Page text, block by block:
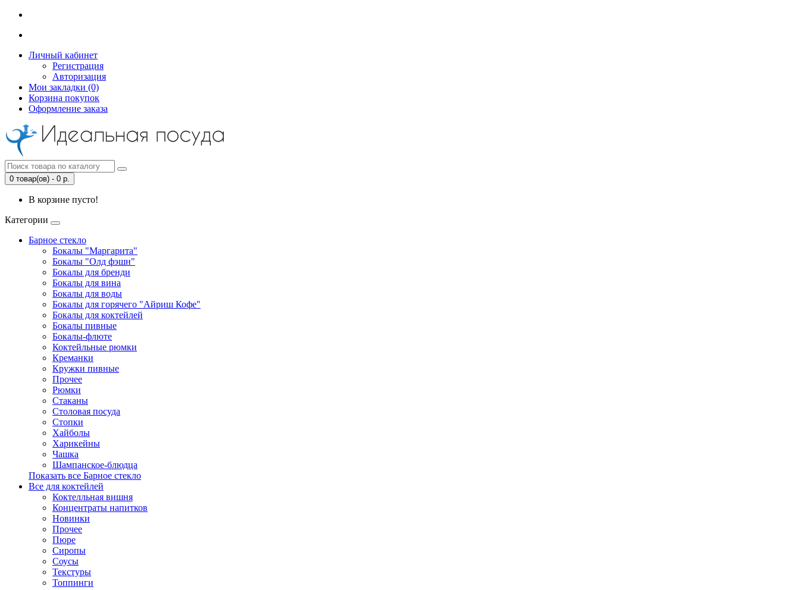
Личный кабинет
Регистрация
Авторизация
Мои закладки (0)
Корзина покупок
Оформление заказа
0 товар(ов) - 0 р.
В корзине пусто!
Категории
Барное стекло
Бокалы "Маргарита"
Бокалы "Олд фэшн"
Бокалы для бренди
Бокалы для вина
Бокалы для воды
Бокалы для горячего "Айриш Кофе"
Бокалы для коктейлей
Бокалы пивные
Бокалы-флюте
Коктейльные рюмки
Креманки
Кружки пивные
Прочее
Рюмки
Стаканы
Столовая посуда
Стопки
Хайболы
Харикейны
Чашка
Шампанское-блюдца
Показать все Барное стекло
Все для коктейлей
Коктелльная вишня
Концентраты напитков
Новинки
Прочее
Пюре
Сиропы
Соусы
Текстуры
Топпинги